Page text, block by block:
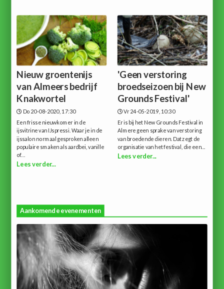
Nieuw groentenijs
van Almeers bedrijf
Knakwortel
Do 20-08-2020, 17:30
Een frisse nieuwkomer in de
ijsvitrine van IJspressi. Waar je in de
ijssalon normaal gesproken alleen
populaire smaken als aardbei, vanille
of...
Lees verder...
'Geen verstoring
broedseizoen bij New
Grounds Festival'
Vr 24-05-2019, 10:30
Er is bij het New Grounds Festival in
Almere geen sprake van verstoring
van broedende dieren. Dat zegt de
organisatie van het festival, die een...
Lees verder...
Aankomende evenementen